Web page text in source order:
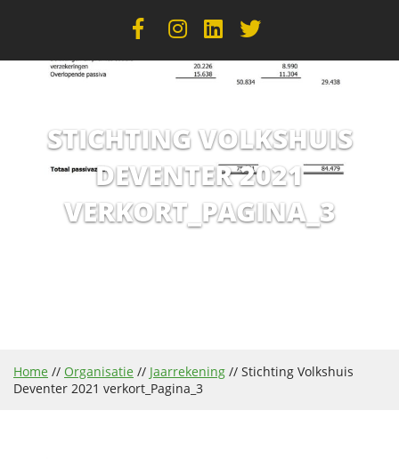
STICHTING VOLKSHUIS
DEVENTER 2021
VERKORT_PAGINA_3
Home // Organisatie // Jaarrekening // Stichting Volkshuis
Deventer 2021 verkort_Pagina_3